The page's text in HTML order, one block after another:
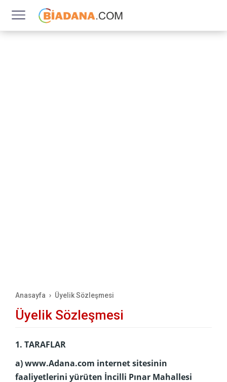
Anasayfa Üyelik Sözleşmesi
Üyelik Sözleşmesi
1. TARAFLAR
a) www.Adana.com internet sitesinin
faaliyetlerini yürüten İncilli Pınar Mahallesi